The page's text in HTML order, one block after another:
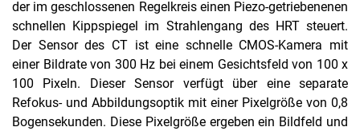
der im geschlossenen Regelkreis einen Piezo-getriebenenen
schnellen Kippspiegel im Strahlengang des HRT steuert.
Der Sensor des CT ist eine schnelle CMOS-Kamera mit
einer Bildrate von 300 Hz bei einem Gesichtsfeld von 100 x
100 Pixeln. Dieser Sensor verfügt über eine separate
Refokus- und Abbildungsoptik mit einer Pixelgröße von 0,8
Bogensekunden. Diese Pixelgröße ergeben ein Bildfeld und